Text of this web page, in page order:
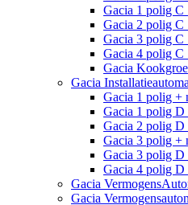
Gacia 1 polig
Gacia 2 polig
Gacia 3 polig
Gacia 4 polig
Gacia
Gacia
Gacia 1 polig +
Gacia 1 polig
Gacia 2 polig
Gacia 3 polig +
Gacia 3 polig
Gacia 4 polig
Gacia
Gacia